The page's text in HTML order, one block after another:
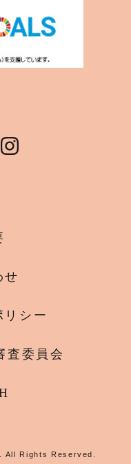
せ
リシー
査委員会
All Rights Reserved.